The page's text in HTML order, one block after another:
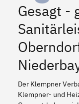
Gesagt -
Der Klempner
Klempner- und